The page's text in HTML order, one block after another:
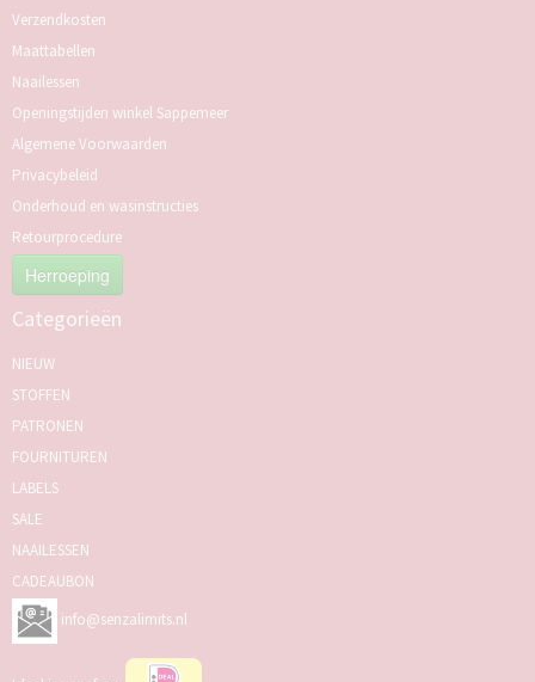
Verzendkosten
Maattabellen
Naailessen
Openingstijden winkel Sappemeer
Algemene Voorwaarden
Privacybeleid
Onderhoud en wasinstructies
Retourprocedure
Herroeping
Categorieën
NIEUW
STOFFEN
PATRONEN
FOURNITUREN
LABELS
SALE
NAAILESSEN
CADEAUBON
info@senzalimits.nl